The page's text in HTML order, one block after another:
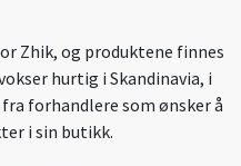
Zhik, og produktene finnes
hurtig i Skandinavia, i
fra forhandlere som ønsker å
i sin butikk.